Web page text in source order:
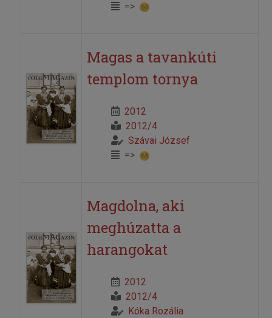
=>
Magas a tavankúti
templom tornya
2012
2012/4
Szávai József
=>
Magdolna, aki
meghúzatta a
harangokat
2012
2012/4
Kóka Rozália